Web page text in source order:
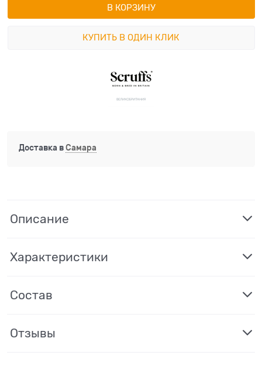
В КОРЗИНУ
КУПИТЬ В ОДИН КЛИК
Доставка вСамара
Описание
Характеристики
Состав
Отзывы